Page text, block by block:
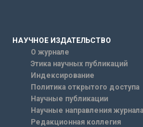
НАУЧНОЕ ИЗДАТЕЛЬСТВО
О журнале
Этика научных публикаций
Индексирование
Политика открытого доступа
Научные публикации
Научные направления журнала
Редакционная коллегия